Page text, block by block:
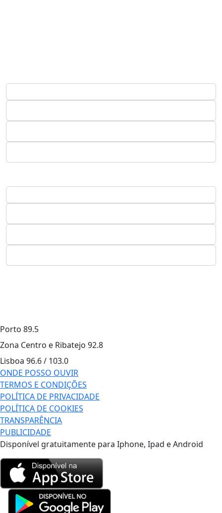
Porto 89.5
Zona Centro e Ribatejo 92.8
Lisboa 96.6 / 103.0
ONDE POSSO OUVIR
TERMOS E CONDIÇÕES
POLÍTICA DE PRIVACIDADE
POLÍTICA DE COOKIES
TRANSPARÊNCIA
PUBLICIDADE
Disponível gratuitamente para Iphone, Ipad e Android